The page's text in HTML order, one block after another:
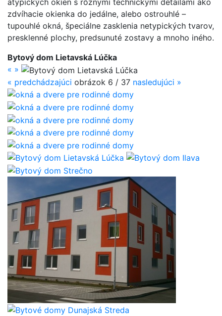
atypických okien s rôznymi technickými detailami ako
zdvíhacie okienka do jedálne, alebo ostrouhlé –
tupouhlé okná, špeciálne zasklenia netypických tvarov,
presklenné plochy, predsunuté zostavy a mnoho iného.
Bytový dom Lietavská Lúčka
« »
« predchádzajúci obrázok 6 / 37 nasledujúci »